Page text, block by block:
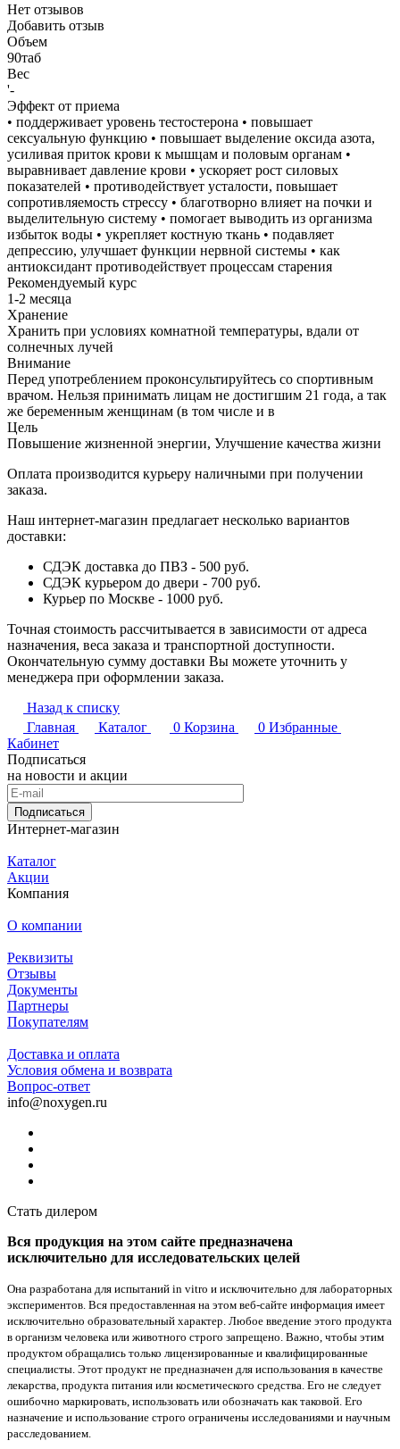
Нет отзывов
Добавить отзыв
Объем
90таб
Вес
'-
Эффект от приема
• поддерживает уровень тестостерона • повышает
сексуальную функцию • повышает выделение оксида азота,
усиливая приток крови к мышцам и половым органам •
выравнивает давление крови • ускоряет рост силовых
показателей • противодействует усталости, повышает
сопротивляемость стрессу • благотворно влияет на почки и
выделительную систему • помогает выводить из организма
избыток воды • укрепляет костную ткань • подавляет
депрессию, улучшает функции нервной системы • как
антиоксидант противодействует процессам старения
Рекомендуемый курс
1-2 месяца
Хранение
Хранить при условиях комнатной температуры, вдали от
солнечных лучей
Внимание
Перед употреблением проконсультируйтесь со спортивным
врачом. Нельзя принимать лицам не достигшим 21 года, а так
же беременным женщинам (в том числе и в
Цель
Повышение жизненной энергии, Улучшение качества жизни
Оплата производится курьеру наличными при получении
заказа.
Наш интернет-магазин предлагает несколько вариантов
доставки:
СДЭК доставка до ПВЗ - 500 руб.
СДЭК курьером до двери - 700 руб.
Курьер по Москве - 1000 руб.
Точная стоимость рассчитывается в зависимости от адреса
назначения, веса заказа и транспортной доступности.
Окончательную сумму доставки Вы можете уточнить у
менеджера при оформлении заказа.
Назад к списку
Главная
Каталог 0 Корзина 0 Избранные
Кабинет
Подписаться
на новости и акции
Подписаться
Интернет-магазин
Каталог
Акции
Компания
О компании
Реквизиты
Отзывы
Документы
Партнеры
Покупателям
Доставка и оплата
Условия обмена и возврата
Вопрос-ответ
info@noxygen.ru
Стать дилером
Вся продукция на этом сайте предназначена
исключительно для исследовательских целей
Она разработана для испытаний in vitro и исключительно для лабораторных
экспериментов. Вся предоставленная на этом веб-сайте информация имеет
исключительно образовательный характер. Любое введение этого продукта
в организм человека или животного строго запрещено. Важно, чтобы этим
продуктом обращались только лицензированные и квалифицированные
специалисты. Этот продукт не предназначен для использования в качестве
лекарства, продукта питания или косметического средства. Его не следует
ошибочно маркировать, использовать или обозначать как таковой. Его
назначение и использование строго ограничены исследованиями и научным
расследованием.